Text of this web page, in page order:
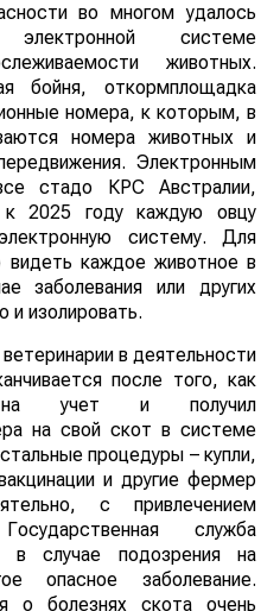
во многом удалось
системе
животных.
бойня, откормплощадка
номера, к которым, в
номера животных и
Электронным
стадо КРС Австралии,
2025 году каждую овцу
систему. Для
видеть каждое животное в
заболевания или других
и изолировать.
в деятельности
после того, как
на учет и получил
на свой скот в системе
процедуры – купли,
и другие фермер
с привлечением
служба
в случае подозрения на
опасное заболевание.
о болезнях скота очень